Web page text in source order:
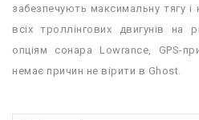
забезпечують максимальну тягу
всіх троллінгових двигунів на
опціям сонара Lowrance, GPS-
немає причин не вірити в Ghost.